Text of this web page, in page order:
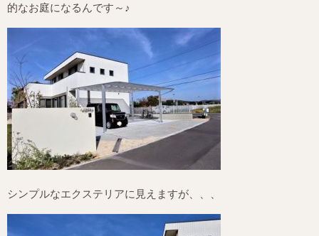
的なお庭になるんです～♪
シンプルなエクステリアに見えますが、、、